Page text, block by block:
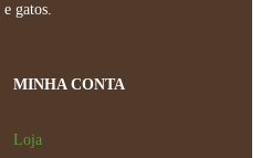
e gatos.
MINHA CONTA
Loja